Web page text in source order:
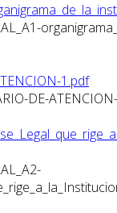
1.pdf
DE-